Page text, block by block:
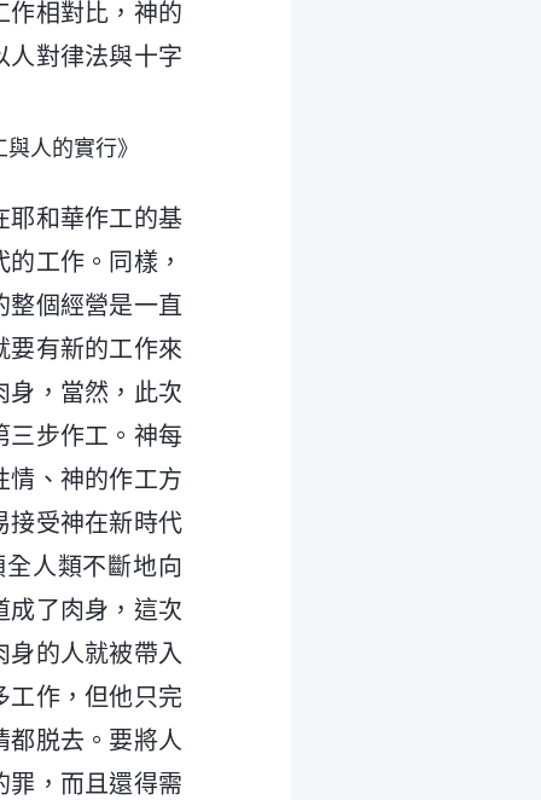
作相對比，神的
人對律法與十字
人的實行》
耶和華作工的基
工作。同樣，
整個經營是一直
要有新的工作來
身，當然，此次
三步作工。神每
情、神的作工方
接受神在新時代
人類不斷地向
成了肉身，這次
身的人就被帶入
工作，但他只完
都脱去。要將人
罪，而且還得需